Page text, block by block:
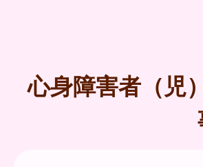
心身障害者（児